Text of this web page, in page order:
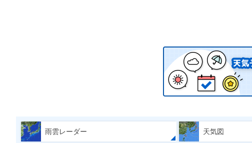
雨雲レーダー 天気図